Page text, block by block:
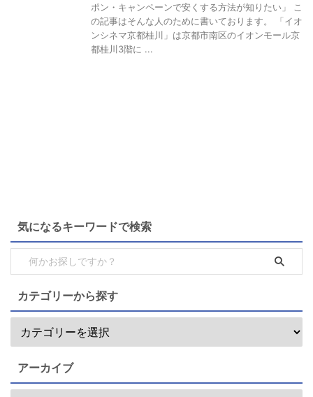
ポン・キャンペーンで安くする方法が知りたい」 こ
の記事はそんな人のために書いております。 「イオ
ンシネマ京都桂川」は京都市南区のイオンモール京
都桂川3階に ...
気になるキーワードで検索
カテゴリーから探す
アーカイブ